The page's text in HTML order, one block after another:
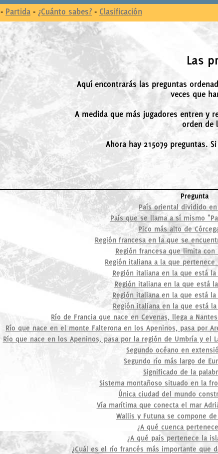
- Partida - ¿Cuánto sabes? - Clasificación
Las
Aquí encontrarás las preguntas
veces que
A medida que más jugadores entren y
orden de
Ahora hay 215079 preguntas.
Pregunta
País oriental dividido
País que se llama a sí mismo
Pico más alto de
Región francesa en la que se
Región francesa que limita con
Región italiana a la que pertenece
Región italiana en la que está
Región italiana en la que está
Región italiana en la que está la
Región italiana en la que está
Río de Francia que nace en Cevenas, llega a
Río que nace en el monte Falterona en los Apeninos, pasa por
Río que nace en los Apeninos, pasa por la región de Umbría y el
Segundo océano en
Segundo río más largo de
Significado de la
Sistema montañoso situado en la
Única ciudad del mundo
Vía marítima que conecta el mar
Wallis y Futuna se compone
¿A qué cuenca
¿A qué país pertenece la
¿Cuál es el río francés más importante que